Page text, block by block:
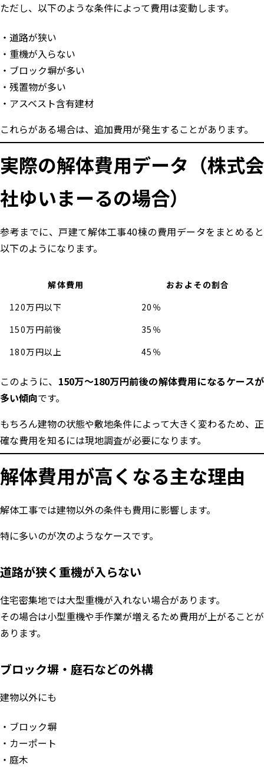
ただし、以下のような条件によって費用は変動します。
道路が狭い
重機が入らない
ブロック塀が多い
残置物が多い
アスベスト含有建材
これらがある場合は、追加費用が発生することがあります。
実際の解体費用データ（株式会
社ゆいまーるの場合）
参考までに、戸建て解体工事40棟の費用データをまとめると
以下のようになります。
解体費用
おおよその割合
120万円以下
20％
150万円前後
35％
180万円以上
45％
このように、 150万〜180万円前後の解体費用になるケースが
多い傾向です。
もちろん建物の状態や敷地条件によって大きく変わるため、正
確な費用を知るには現地調査が必要になります。
解体費用が高くなる主な理由
解体工事では建物以外の条件も費用に影響します。
特に多いのが次のようなケースです。
道路が狭く重機が入らない
住宅密集地では大型重機が入れない場合があります。
その場合は小型重機や手作業が増えるため費用が上がることが
あります。
ブロック塀・庭石などの外構
建物以外にも
ブロック塀
カーポート
庭木